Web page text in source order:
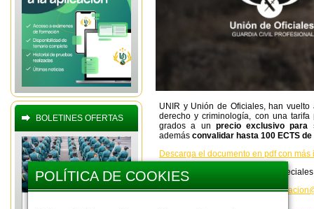
POLÍTICA DE COOKIES
BOLETINES OFERTAS
UNIR y Unión de Oficiales, han
derecho y criminología, con una
grados a un precio exclusivo para
además convalidar hasta 100 ECTS
Descarga el documento en pdf con
También existen condiciones
Interesados, contactar con